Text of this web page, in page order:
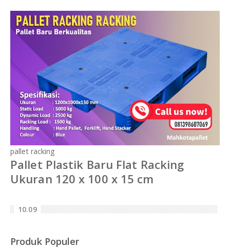
pallet racking
Pallet Plastik Baru Flat Racking
Ukuran 120 x 100 x 15 cm
10.09
Produk Populer